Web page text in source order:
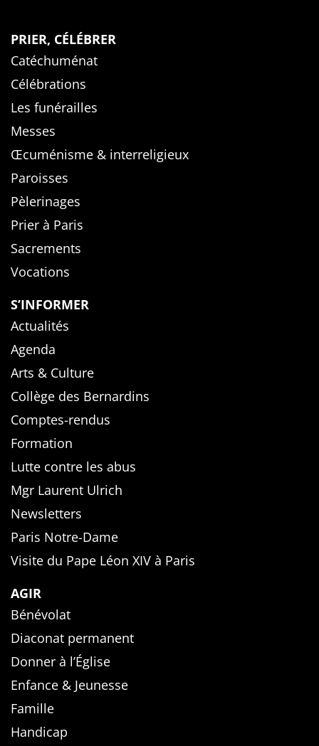
PRIER, CÉLÉBRER
Catéchuménat
Célébrations
Les funérailles
Messes
Œcuménisme & interreligieux
Paroisses
Pèlerinages
Prier à Paris
Sacrements
Vocations
S’INFORMER
Actualités
Agenda
Arts & Culture
Collège des Bernardins
Comptes-rendus
Formation
Lutte contre les abus
Mgr Laurent Ulrich
Newsletters
Paris Notre-Dame
Visite du Pape Léon XIV à Paris
AGIR
Bénévolat
Diaconat permanent
Donner à l’Église
Enfance & Jeunesse
Famille
Handicap